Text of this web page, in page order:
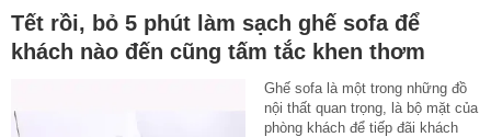
Tết rồi, bỏ 5 phút làm sạch ghế sofa để
khách nào đến cũng tấm tắc khen thơm
Ghế sofa là một trong những đồ
nội thất quan trọng, là bộ mặt của
phòng khách để tiếp đãi khách